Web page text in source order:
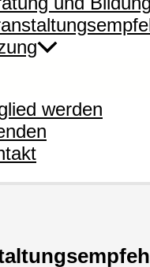
werden